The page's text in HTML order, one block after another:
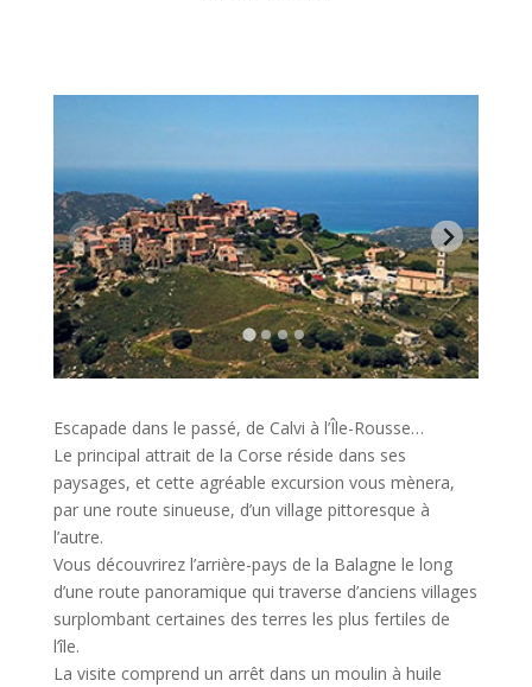
Escapade dans le passé, de Calvi à l’Île-Rousse…
Le principal attrait de la Corse réside dans ses
paysages, et cette agréable excursion vous mènera,
par une route sinueuse, d’un village pittoresque à
l’autre.
Vous découvrirez l’arrière-pays de la Balagne le long
d’une route panoramique qui traverse d’anciens villages
surplombant certaines des terres les plus fertiles de
l’île.
La visite comprend un arrêt dans un moulin à huile